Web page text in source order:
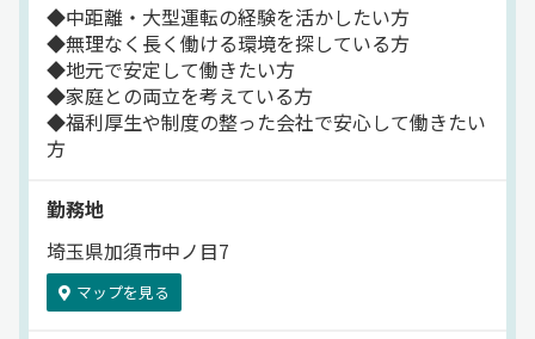
★積み下ろしは少なめ。
体力的な負担が少ない業務です！
★景気に左右されない
食品配送の仕事なので、
★冷蔵・冷凍食品を扱うため、
年間を通して需要が安定しています！
★ワークライフバランスも◎
◆中距離・大型運転の経験を活かしたい方
◆無理なく長く働ける環境を探している方
◆地元で安定して働きたい方
◆家庭との両立を考えている方
◆福利厚生や制度の整った会社で安心して働きたい
方
勤務地
埼玉県加須市中ノ目7
マップを見る